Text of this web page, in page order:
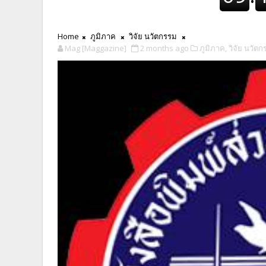
Home ภูมิภาค
วิจัย นวัตกรรม
Mag [Maggazine]
2 months ago ภูมิภาค, วิจัย นวัตก